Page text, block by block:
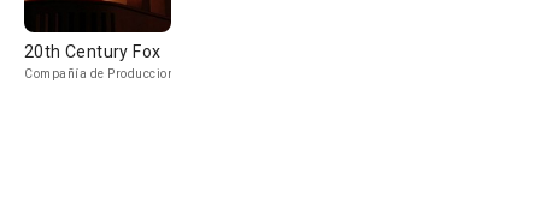
20th Century Fox
Compañía de Produccion